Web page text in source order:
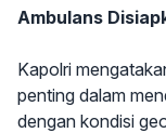
Ambulans
Kapolri
penting dalam
dengan kondisi